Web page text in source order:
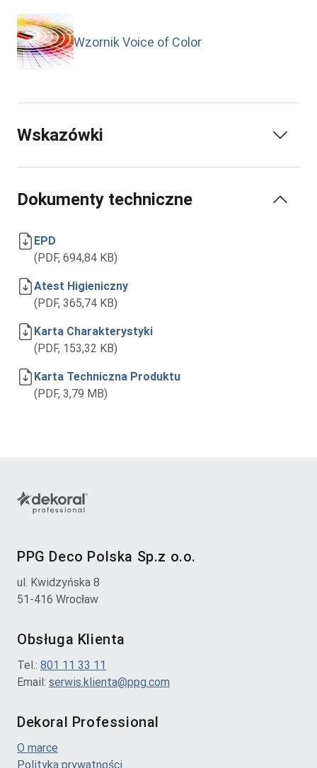
Wzornik Voice of Color
Wskazówki
Dokumenty techniczne
EPD
(PDF, 694,84 KB)
Atest Higieniczny
(PDF, 365,74 KB)
Karta Charakterystyki
(PDF, 153,32 KB)
Karta Techniczna Produktu
(PDF, 3,79 MB)
PPG Deco Polska Sp.z o.o.
ul. Kwidzyńska 8
51-416 Wrocław
Obsługa Klienta
Tel.: 801 11 33 11
Email: serwis.klienta@ppg.com
Dekoral Professional
O marce
Polityka prywatności